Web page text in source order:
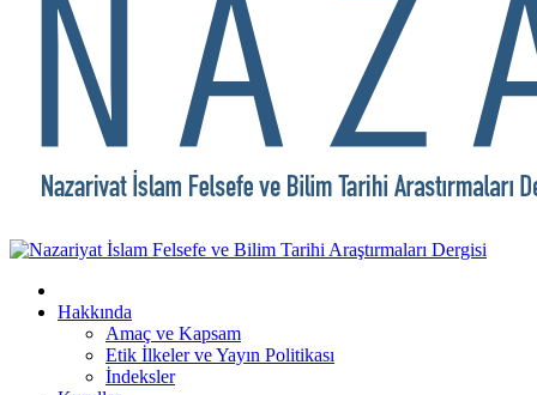
Hakkında
Amaç ve Kapsam
Etik İlkeler ve Yayın Politikası
İndeksler